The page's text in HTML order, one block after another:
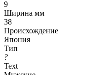
9
Ширина мм
38
Происхождение
Япония
Тип
?
Text